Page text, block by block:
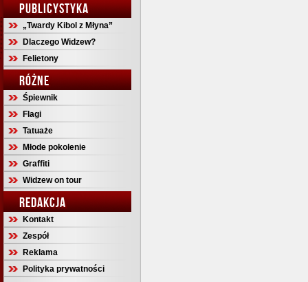
PUBLICYSTYKA
„Twardy Kibol z Młyna”
Dlaczego Widzew?
Felietony
RÓŻNE
Śpiewnik
Flagi
Tatuaże
Młode pokolenie
Graffiti
Widzew on tour
REDAKCJA
Kontakt
Zespół
Reklama
Polityka prywatności